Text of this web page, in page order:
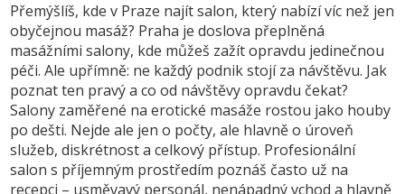
Přemýšlíš, kde v Praze najít salon, který nabízí víc než jen
obyčejnou masáž? Praha je doslova přeplněná
masážními salony, kde můžeš zažít opravdu jedinečnou
péči. Ale upřímně: ne každý podnik stojí za návštěvu. Jak
poznat ten pravý a co od návštěvy opravdu čekat?
Salony zaměřené na erotické masáže rostou jako houby
po dešti. Nejde ale jen o počty, ale hlavně o úroveň
služeb, diskrétnost a celkový přístup. Profesionální
salon s příjemným prostředím poznáš často už na
recepci – usměvavý personál, nenápadný vchod a hlavně